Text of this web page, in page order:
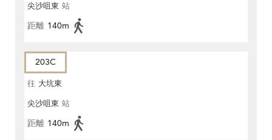
尖沙咀東 站
距離 140m
203C
往 大坑東
尖沙咀東 站
距離 140m